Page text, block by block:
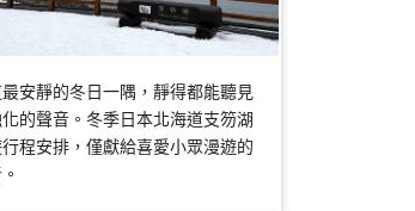
安靜的冬日一隅，靜得都能聽見
的聲音。冬季日本北海道支笏湖
程安排，僅獻給喜愛小眾漫遊的